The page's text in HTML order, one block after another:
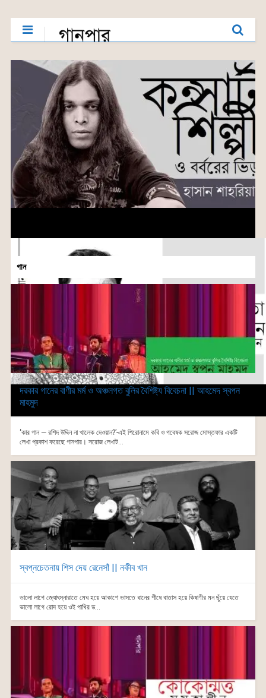
গান
দরকার গানের বাণীর মর্ম ও অঞ্চলগত বুলির বৈশিষ্ট্য বিবেচনা || আহমেদ স্বপন
মাহমুদ
‘কার গান — রশিদ উদ্দিন না খালেক দেওয়ান?’-এই শিরোনামে কবি ও গবেষক সরোজ মোস্তফার একটি
লেখা প্রকাশ করেছে গানপার। সরোজ লেখাট...
স্বপ্নচেতনায় শিস দেয় রেনেসাঁ || নকীব খান
ভালো লাগে জ্যোৎস্নারাতে মেঘ হয়ে আকাশে ভাসতে ধানের শীষে বাতাস হয়ে কিষাণীর মন ছুঁয়ে যেতে
ভালো লাগে রোদ হয়ে ওই পাখির ড...